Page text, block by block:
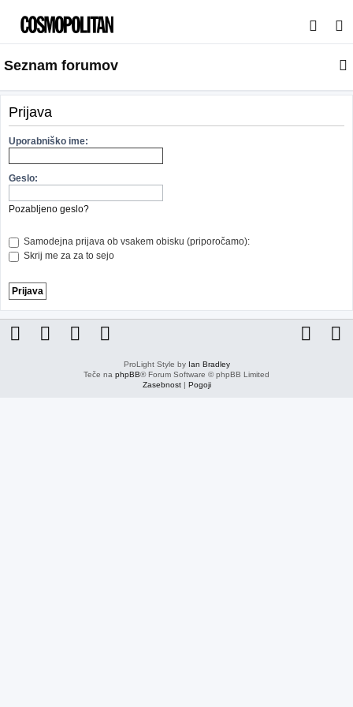
s
a
j
Seznam forumov
Prijava
Uporabniško ime:
Geslo:
Pozabljeno geslo?
Samodejna prijava ob vsakem obisku (priporočamo):
Skrij me za za to sejo
ProLight Style by Ian Bradley
Teče na phpBB® Forum Software © phpBB Limited
Zasebnost| Pogoji